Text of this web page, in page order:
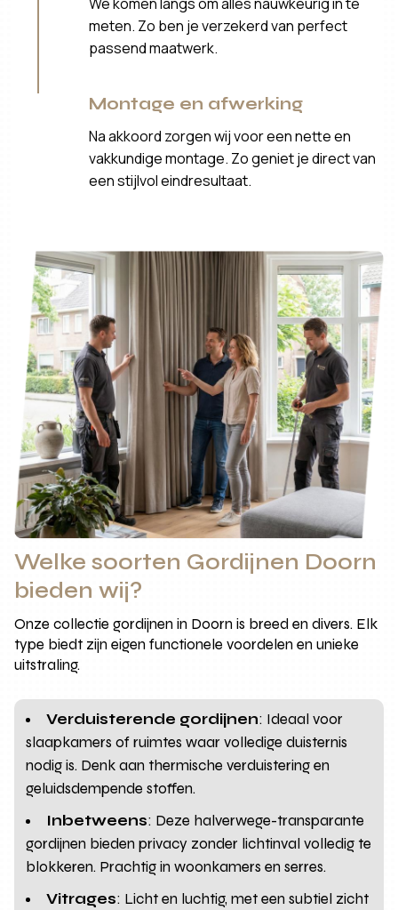
meten. Zo ben je verzekerd van perfect
passend maatwerk.
Montage en afwerking
Na akkoord zorgen wij voor een nette en
vakkundige montage. Zo geniet je direct van
een stijlvol eindresultaat.
Welke soorten Gordijnen Doorn
bieden wij?
Onze collectie gordijnen in Doorn is breed en divers. Elk
type biedt zijn eigen functionele voordelen en unieke
uitstraling.
Verduisterende gordijnen: Ideaal voor
slaapkamers of ruimtes waar volledige duisternis
nodig is. Denk aan thermische verduistering en
geluidsdempende stoffen.
Inbetweens: Deze halverwege-transparante
gordijnen bieden privacy zonder lichtinval volledig te
blokkeren. Prachtig in woonkamers en serres.
Vitrages: Licht en luchtig, met een subtiel zicht